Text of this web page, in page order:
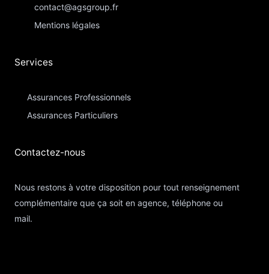
contact@agsgroup.fr
Mentions légales
Services
Assurances Professionnels
Assurances Particuliers​
Contactez-nous​
Nous restons à votre disposition pour tout renseignement
complémentaire que ça soit en agence, téléphone ou
mail.